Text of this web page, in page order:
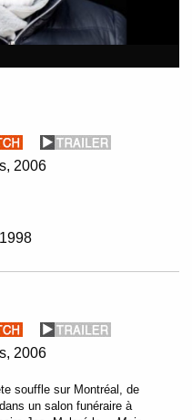
2006
1998
2006
souffle sur Montréal, de
un salon funéraire à